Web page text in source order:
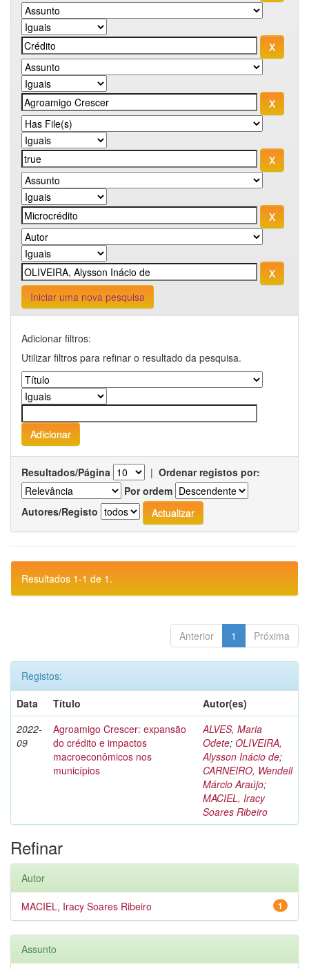
Iniciar uma nova pesquisa
Adicionar filtros:
Utilizar filtros para refinar o resultado da pesquisa.
Resultados/Página | Ordenar registos por:
Por ordem
Autores/Registo
Resultados 1-1 de 1.
Anterior 1 Próxima
Registos:
Data
Título
Autor(es)
2022-
09
Agroamigo Crescer: expansão
do crédito e impactos
macroeconômicos nos
municípios
ALVES, Maria
Odete; OLIVEIRA,
Alysson Inácio de;
CARNEIRO, Wendell
Márcio Araújo;
MACIEL, Iracy
Soares Ribeiro
Refinar
Autor
1
MACIEL, Iracy Soares Ribeiro
Assunto